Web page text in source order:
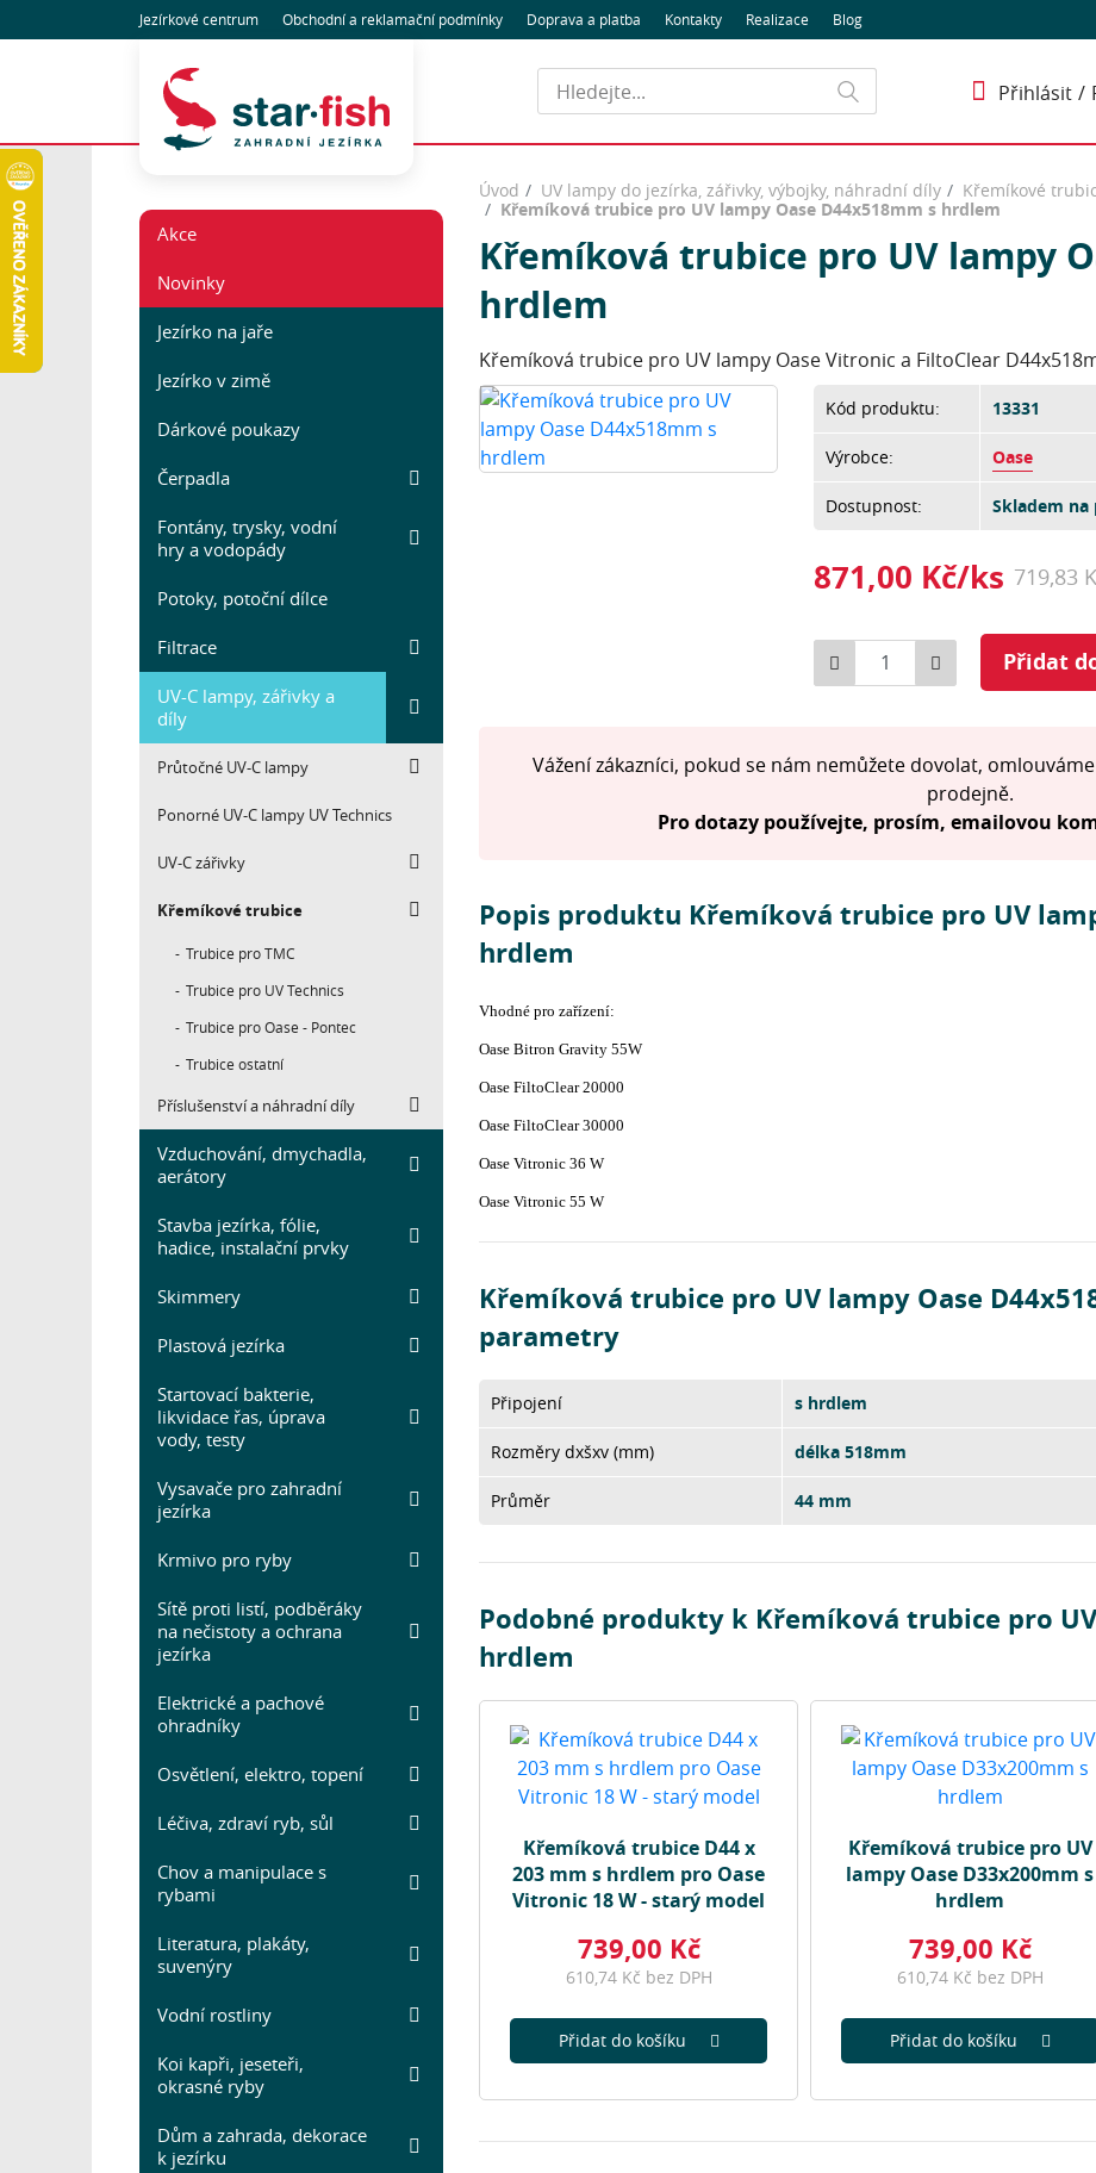
Jezírkové centrum Obchodnía reklamační podmínky Doprava a platba Kontakty Realizace Blog
Hledat
Přihlásit
Akce
Novinky
Jezírko na jaře
Jezírko v zimě
Dárkové poukazy
Čerpadla
Fontány, trysky, vodní
hry a vodopády
Potoky, potoční dílce
Filtrace
UV-C lampy, zářivky a
díly
Průtočné UV-C lampy
Ponorné UV-C lampy UV Technics
UV-C zářivky
Křemíkové trubice
Trubice pro TMC
Trubice pro UV Technics
Trubice pro Oase - Pontec
Trubice ostatní
Příslušenství a náhradní díly
Vzduchování, dmychadla,
aerátory
Stavba jezírka, fólie,
hadice, instalační prvky
Skimmery
Plastová jezírka
Startovací bakterie,
likvidace řas, úprava
vody, testy
Vysavače pro zahradní
jezírka
Krmivo pro ryby
Sítě proti listí, podběráky
na nečistoty a ochrana
jezírka
Elektrické a pachové
ohradníky
Osvětlení, elektro, topení
Léčiva, zdraví ryb, sůl
Chov a manipulace s
rybami
Literatura, plakáty,
suvenýry
Vodní rostliny
Koi kapři, jeseteři,
okrasné ryby
Dům a zahrada, dekorace
k jezírku
Úvod UV lampy do jezírka, zářivky, výbojky, náhradní díly
Křemíkové
Křemíková trubice pro UV lampy Oase D44x518mm s hrdlem
Křemíková trubice pro UV lampy
hrdlem
Křemíková trubice pro UV lampy Oase Vitronic a FiltoClear
Kód produktu: 13331
Výrobce: Oase
Dostupnost: Skladem
871,00 Kč/ks 719,83
Počet Přidat
Vážení zákazníci, pokud se nám nemůžete dovolat,
prodejně.
Pro dotazy používejte, prosím, emailovou
Popis produktu Křemíková trubice pro UV
hrdlem
Vhodné pro zařízení:
Oase Bitron Gravity 55W
Oase FiltoClear 20000
Oase FiltoClear 30000
Oase Vitronic 36 W
Oase Vitronic 55 W
Křemíková trubice pro UV lampy Oase
parametry
Připojení s hrdlem
Rozměry dxšxv (mm) délka 518mm
Průměr 44 mm
Podobné produkty k Křemíková trubice pro
hrdlem
Křemíková trubice D44 x
203 mm s hrdlem pro Oase
Vitronic 18 W - starý model
739,00 Kč
610,74 Kč bez DPH
Přidat do košíku
Křemíková trubice pro UV
lampy Oase D33x200mm s
hrdlem
739,00 Kč
610,74 Kč bez DPH
Přidat do košíku